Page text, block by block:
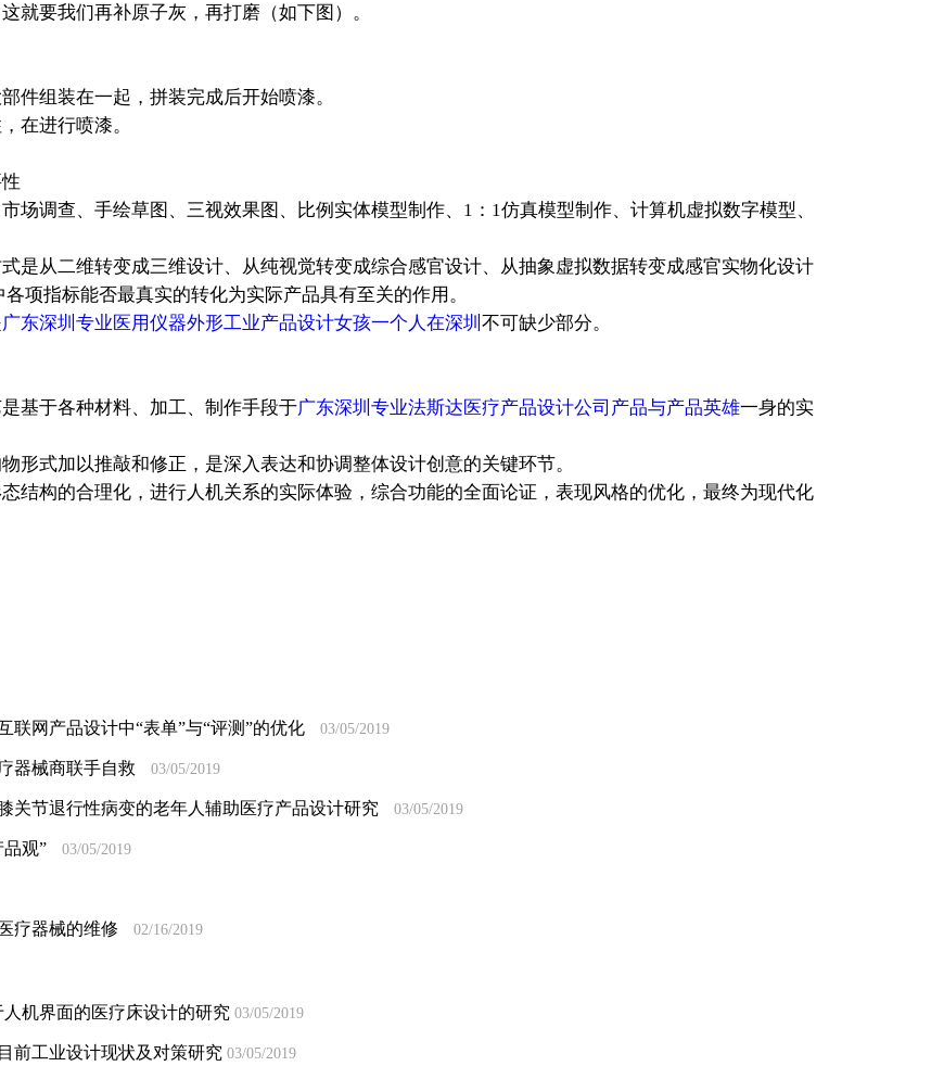
就要我们再补原子灰，再打磨（如下图）。
组装在一起，拼装完成后开始喷漆。
在进行喷漆。
调查、手绘草图、三视效果图、比例实体模型制作、1：1仿真模型制作、计算机虚拟数字模型、
是从二维转变成三维设计、从纯视觉转变成综合感官设计、从抽象虚拟数据转变成感官实物化设计
项指标能否最真实的转化为实际产品具有至关的作用。
广东深圳专业医用仪器外形工业产品设计女孩一个人在深圳 不可缺少部分。
于各种材料、加工、制作手段于广东深圳专业法斯达医疗产品设计公司产品与产品英雄一身的实
形式加以推敲和修正，是深入表达和协调整体设计创意的关键环节。
结构的合理化，进行人机关系的实际体验，综合功能的全面论证，表现风格的优化，最终为现代化
网产品设计中“表单”与“评测”的优化 03/05/2019
器械商联手自救 03/05/2019
关节退行性病变的老年人辅助医疗产品设计研究 03/05/2019
观” 03/05/2019
疗器械的维修 02/16/2019
机界面的医疗床设计的研究03/05/2019
前工业设计现状及对策研究03/05/2019